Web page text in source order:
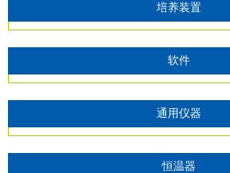
培养装置
软件
通用仪器
恒温器